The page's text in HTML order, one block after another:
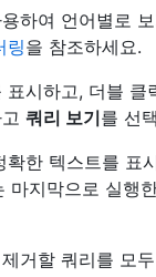
하여 언어별로
링을 참조하세요.
시하고, 더블
쿼리 보기를 선
한 텍스트를 표
마지막으로 실행
거할 쿼리를 모